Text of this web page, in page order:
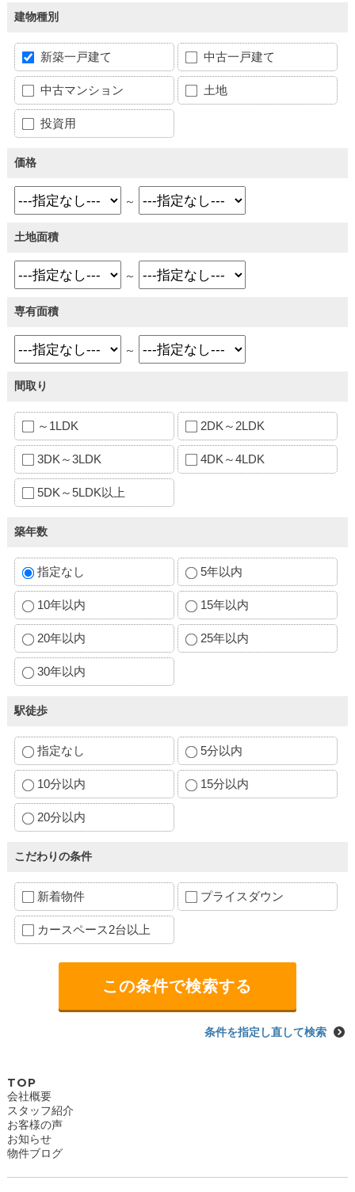
建物種別
新築一戸建て 中古一戸建て
中古マンション 土地
投資用
価格
～
土地面積
～
専有面積
～
間取り
～1LDK 2DK～2LDK
3DK～3LDK 4DK～4LDK
5DK～5LDK以上
築年数
指定なし 5年以内
10年以内 15年以内
20年以内 25年以内
30年以内
駅徒歩
指定なし 5分以内
10分以内 15分以内
20分以内
こだわりの条件
新着物件 プライスダウン
カースペース2台以上
条件を指定し直して検索
TOP
会社概要
スタッフ紹介
お客様の声
お知らせ
物件ブログ